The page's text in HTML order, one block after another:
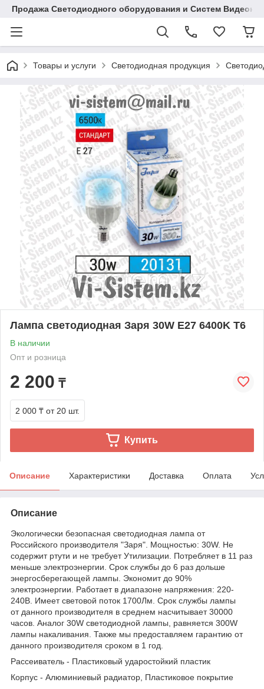
Продажа Светодиодного оборудования и Систем
Товары и услуги Светодиодная продукция
Лампа светодиодная Заря 30W E27 6400K T6
В наличии
Опт и розница
2 200 ₸
2 000 ₸ от 20 шт.
Купить
Описание Характеристики Доставка Оплата
Описание
Экологически безопасная светодиодная лампа от
Российского производителя "Заря". Мощностью: 30W. Не
содержит ртути и не требует Утилизации. Потребляет в 11 раз
меньше электроэнергии. Срок службы до 6 раз дольше
энергосберегающей лампы. Экономит до 90%
электроэнергии. Работает в диапазоне напряжения: 220-
240В. Имеет световой поток 1700Лм. Срок службы лампы
от данного производителя в среднем насчитывает 30000
часов. Аналог 30W светодиодной лампы, равняется 300W
лампы накаливания. Также мы предоставляем гарантию от
данного производителя сроком в 1 год.
Рассеиватель - Пластиковый ударостойкий пластик
Корпус - Алюминиевый радиатор, Пластиковое покрытие